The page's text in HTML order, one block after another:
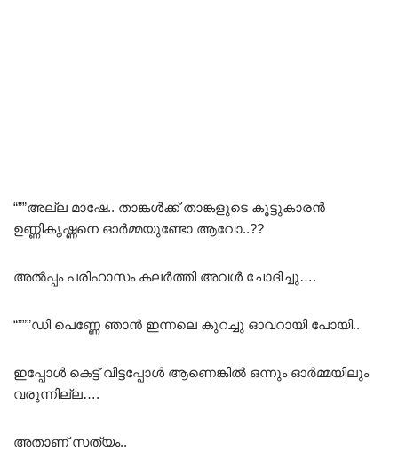
“””അല്ല മാഷേ.. താങ്കൾക്ക് താങ്കളുടെ കൂട്ടുകാരൻ
ഉണ്ണികൃഷ്ണനെ ഓർമ്മയുണ്ടോ ആവോ..??
അൽപ്പം പരിഹാസം കലർത്തി അവൾ ചോദിച്ചു….
“”””ഡി പെണ്ണേ ഞാൻ ഇന്നലെ കുറച്ചു ഓവറായി പോയി..
ഇപ്പോൾ കെട്ട് വിട്ടപ്പോൾ ആണെങ്കിൽ ഒന്നും ഓർമ്മയിലും
വരുന്നില്ല….
അതാണ് സത്യം..